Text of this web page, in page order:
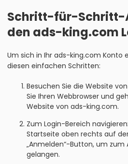
Schritt-für-Schritt-
den ads-king.com
Um sich in Ihr ads-king.com Konto
diesen einfachen Schritten:
Besuchen Sie die Website
Sie Ihren Webbrowser und
Website von ads-king.com.
Zum Login-Bereich
Startseite oben rechts auf
„Anmelden“-Button, um zum
gelangen.